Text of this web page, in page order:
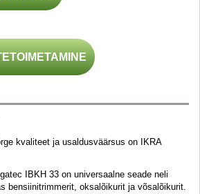
kvaliteet ja usaldusväärsus on IKRA
IBKH 33 on universaalne seade neli
bensiinitrimmerit, oksalõikurit ja võsalõikurit.